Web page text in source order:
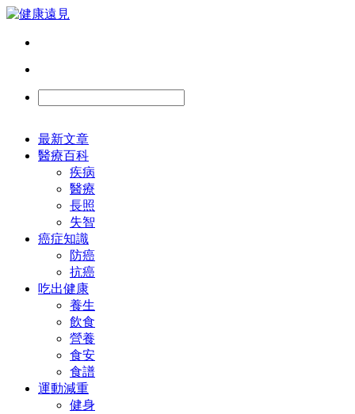
最新文章
醫療百科
疾病
醫療
長照
失智
癌症知識
防癌
抗癌
吃出健康
養生
飲食
營養
食安
食譜
運動減重
健身